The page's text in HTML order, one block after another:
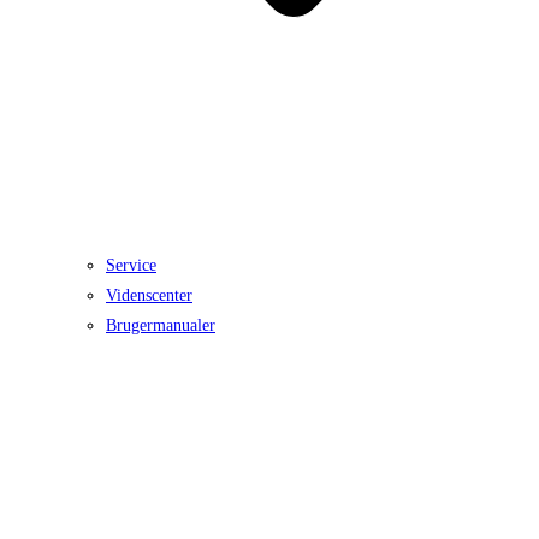
Service
Videnscenter
Brugermanualer